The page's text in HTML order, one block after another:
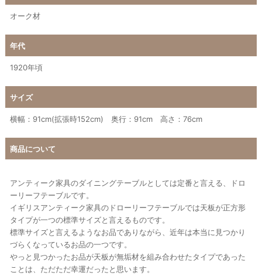
オーク材
年代
1920年頃
サイズ
横幅：91cm(拡張時152cm) 奥行：91cm 高さ：76cm
商品について
アンティーク家具のダイニングテーブルとしては定番と言える、ドロ
ーリーフテーブルです。
イギリスアンティーク家具のドローリーフテーブルでは天板が正方形
タイプが一つの標準サイズと言えるものです。
標準サイズと言えるようなお品でありながら、近年は本当に見つかり
づらくなっているお品の一つです。
やっと見つかったお品が天板が無垢材を組み合わせたタイプであった
ことは、ただただ幸運だったと思います。